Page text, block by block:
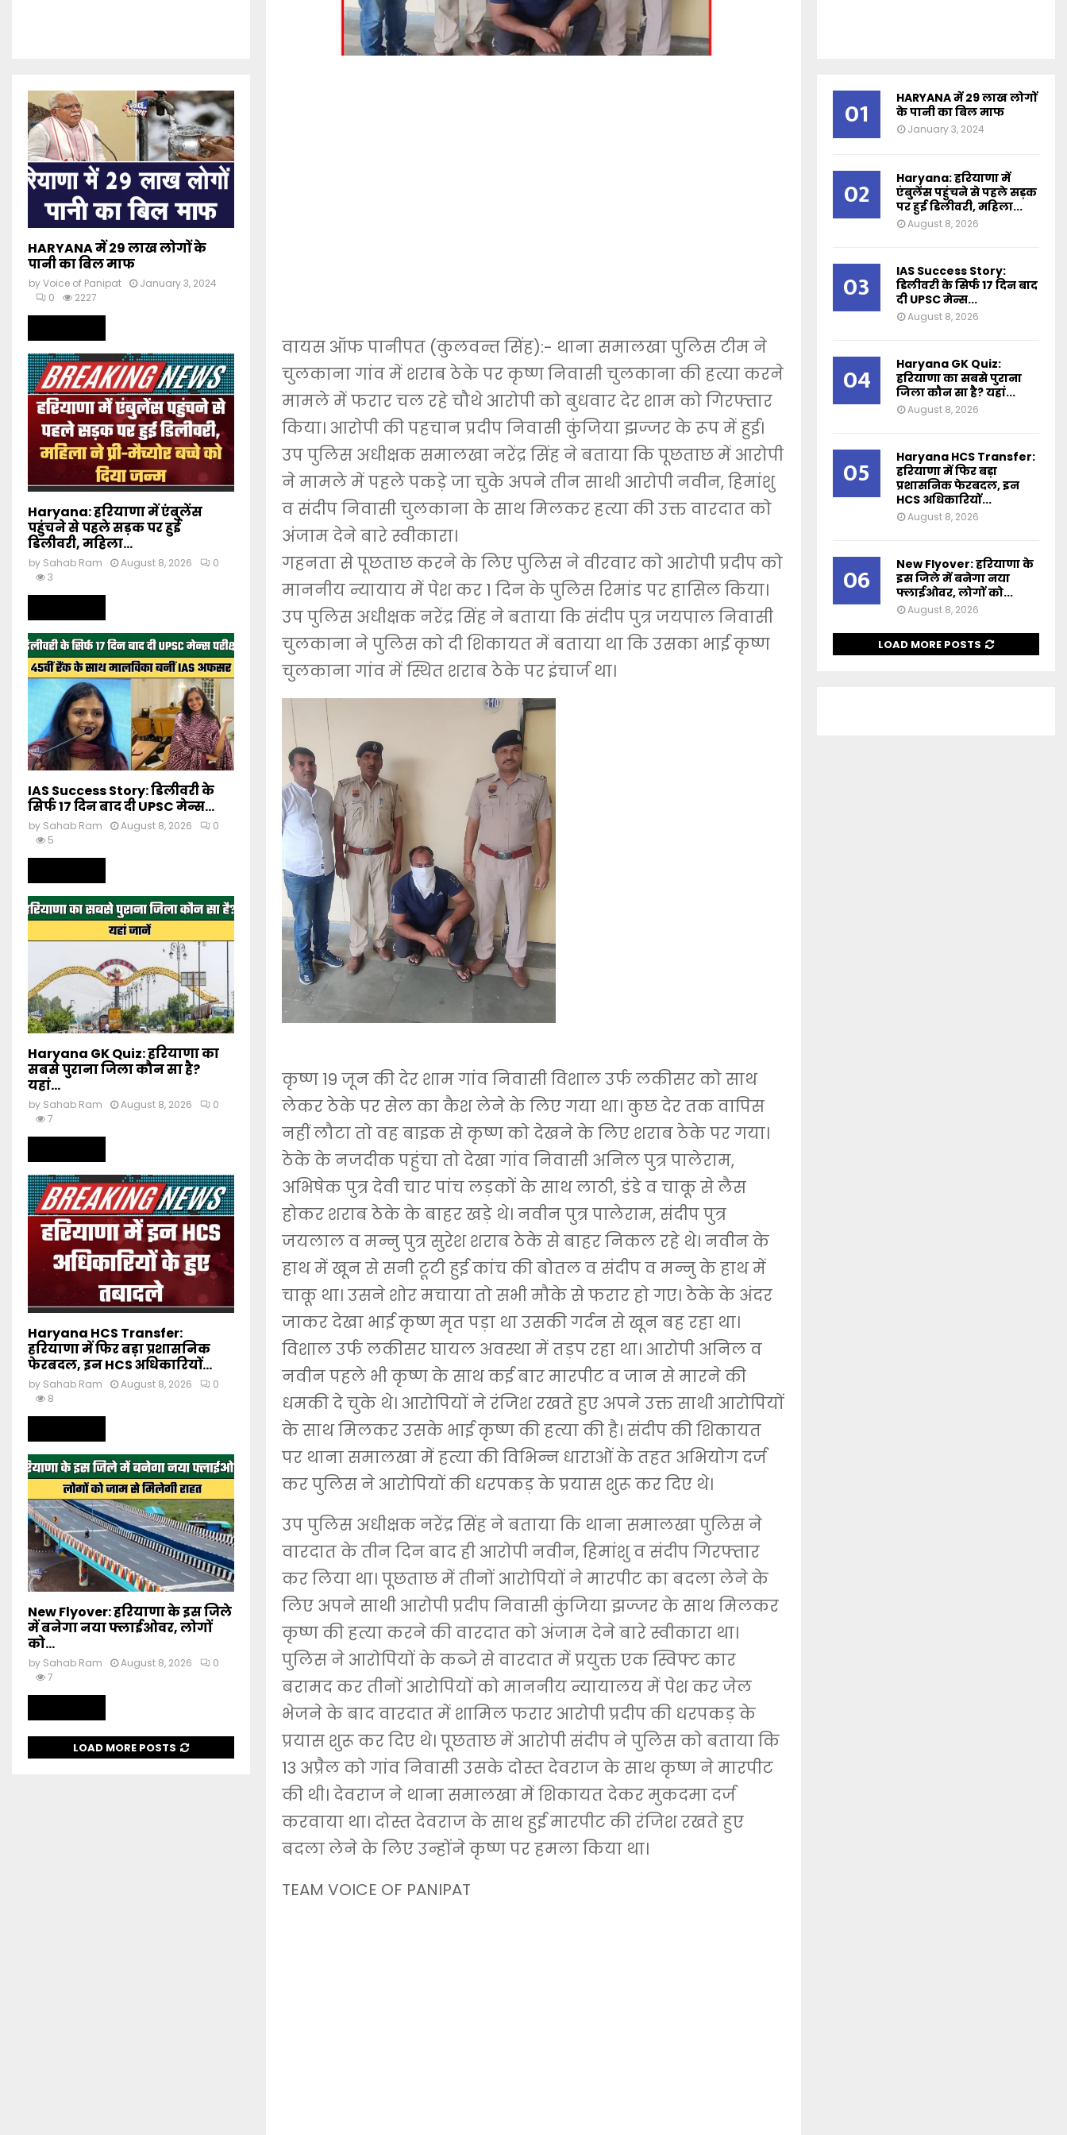
वायस ऑफ पानीपत (कुलवन्त सिंह):- थाना समालखा पुलिस टीम ने
चुलकाना गांव में शराब ठेके पर कृष्ण निवासी चुलकाना की हत्या करने
मामले में फरार चल रहे चौथे आरोपी को बुधवार देर शाम को गिरफ्तार
किया। आरोपी की पहचान प्रदीप निवासी कुंजिया झज्जर के रूप में हुई।
उप पुलिस अधीक्षक समालखा नरेंद्र सिंह ने बताया कि पूछताछ में आरोपी
ने मामले में पहले पकड़े जा चुके अपने तीन साथी आरोपी नवीन, हिमांशु
व संदीप निवासी चुलकाना के साथ मिलकर हत्या की उक्त वारदात को
अंजाम देने बारे स्वीकारा।
गहनता से पूछताछ करने के लिए पुलिस ने वीरवार को आरोपी प्रदीप को
माननीय न्यायाय में पेश कर 1 दिन के पुलिस रिमांड पर हासिल किया।
उप पुलिस अधीक्षक नरेंद्र सिंह ने बताया कि संदीप पुत्र जयपाल निवासी
चुलकाना ने पुलिस को दी शिकायत में बताया था कि उसका भाई कृष्ण
चुलकाना गांव में स्थित शराब ठेके पर इंचार्ज था।
कृष्ण 19 जून की देर शाम गांव निवासी विशाल उर्फ लकीसर को साथ
लेकर ठेके पर सेल का कैश लेने के लिए गया था। कुछ देर तक वापिस
नहीं लौटा तो वह बाइक से कृष्ण को देखने के लिए शराब ठेके पर गया।
ठेके के नजदीक पहुंचा तो देखा गांव निवासी अनिल पुत्र पालेराम,
अभिषेक पुत्र देवी चार पांच लड़कों के साथ लाठी, डंडे व चाकू से लैस
होकर शराब ठेके के बाहर खड़े थे। नवीन पुत्र पालेराम, संदीप पुत्र
जयलाल व मन्नु पुत्र सुरेश शराब ठेके से बाहर निकल रहे थे। नवीन के
हाथ में खून से सनी टूटी हुई कांच की बोतल व संदीप व मन्नु के हाथ में
चाकू था। उसने शोर मचाया तो सभी मौके से फरार हो गए। ठेके के अंदर
जाकर देखा भाई कृष्ण मृत पड़ा था उसकी गर्दन से खून बह रहा था।
विशाल उर्फ लकीसर घायल अवस्था में तड़प रहा था। आरोपी अनिल व
नवीन पहले भी कृष्ण के साथ कई बार मारपीट व जान से मारने की
धमकी दे चुके थे। आरोपियों ने रंजिश रखते हुए अपने उक्त साथी आरोपियों
के साथ मिलकर उसके भाई कृष्ण की हत्या की है। संदीप की शिकायत
पर थाना समालखा में हत्या की विभिन्न धाराओं के तहत अभियोग दर्ज
कर पुलिस ने आरोपियों की धरपकड़ के प्रयास शुरू कर दिए थे।
उप पुलिस अधीक्षक नरेंद्र सिंह ने बताया कि थाना समालखा पुलिस ने
वारदात के तीन दिन बाद ही आरोपी नवीन, हिमांशु व संदीप गिरफ्तार
कर लिया था। पूछताछ में तीनों आरोपियों ने मारपीट का बदला लेने के
लिए अपने साथी आरोपी प्रदीप निवासी कुंजिया झज्जर के साथ मिलकर
कृष्ण की हत्या करने की वारदात को अंजाम देने बारे स्वीकारा था।
पुलिस ने आरोपियों के कब्जे से वारदात में प्रयुक्त एक स्विफ्ट कार
बरामद कर तीनों आरोपियों को माननीय न्यायालय में पेश कर जेल
भेजने के बाद वारदात में शामिल फरार आरोपी प्रदीप की धरपकड़ के
प्रयास शुरू कर दिए थे। पूछताछ में आरोपी संदीप ने पुलिस को बताया कि
13 अप्रैल को गांव निवासी उसके दोस्त देवराज के साथ कृष्ण ने मारपीट
की थी। देवराज ने थाना समालखा में शिकायत देकर मुकदमा दर्ज
करवाया था। दोस्त देवराज के साथ हुई मारपीट की रंजिश रखते हुए
बदला लेने के लिए उन्होंने कृष्ण पर हमला किया था।
TEAM VOICE OF PANIPAT
HARYANA में 29 लाख लोगों के
पानी का बिल माफ
byVoice of Panipat
January 3, 2024
0
2227
Haryana: हरियाणा में एंबुलेंस
पहुंचने से पहले सड़क पर हुई
डिलीवरी, महिला...
by Sahab Ram August 8, 2026
0
3
IAS Success Story: डिलीवरी के
सिर्फ 17 दिन बाद दी UPSC मेन्स...
by Sahab Ram August 8, 2026
0
5
Haryana GK Quiz: हरियाणा का
सबसे पुराना जिला कौन सा है?
यहां...
by Sahab Ram August 8, 2026
0
7
Haryana HCS Transfer:
हरियाणा में फिर बड़ा प्रशासनिक
फेरबदल, इन HCS अधिकारियों...
by Sahab Ram August 8, 2026
0
8
New Flyover: हरियाणा के इस जिले
में बनेगा नया फ्लाईओवर, लोगों
को...
by Sahab Ram August 8, 2026
0
7
LOAD MORE POSTS
01
HARYANA में 29 लाख लोगों
के पानी का बिल माफ
January 3, 2024
02
Haryana: हरियाणा में
एंबुलेंस पहुंचने से पहले सड़क
पर हुई डिलीवरी, महिला...
August 8, 2026
03
IAS Success Story:
डिलीवरी के सिर्फ 17 दिन बाद
दी UPSC मेन्स...
August 8, 2026
04
Haryana GK Quiz:
हरियाणा का सबसे पुराना
जिला कौन सा है? यहां...
August 8, 2026
05
Haryana HCS Transfer:
हरियाणा में फिर बड़ा
प्रशासनिक फेरबदल, इन
HCS अधिकारियों...
August 8, 2026
06
New Flyover: हरियाणा के
इस जिले में बनेगा नया
फ्लाईओवर, लोगों को...
August 8, 2026
LOAD MORE POSTS